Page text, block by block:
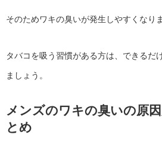
そのためワキの臭いが発生しやすくなりま
タバコを吸う習慣がある方は、できるだ
ましょう。
メンズのワキの臭いの原
とめ